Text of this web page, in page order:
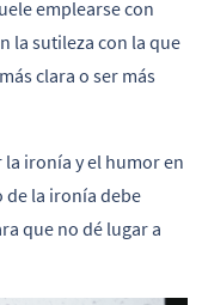
emplearse con
la sutileza con la que
clara o ser más
ironía y el humor en
de la ironía debe
que no dé lugar a